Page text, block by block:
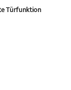
Türfunktion